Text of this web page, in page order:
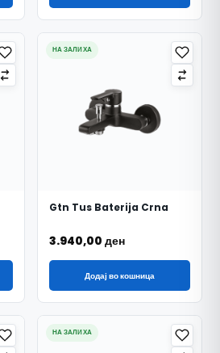
НА ЗАЛИХА
Gtn Tus Baterija Crna
3.940,00 ден
Додај во кошница
НА ЗАЛИХА